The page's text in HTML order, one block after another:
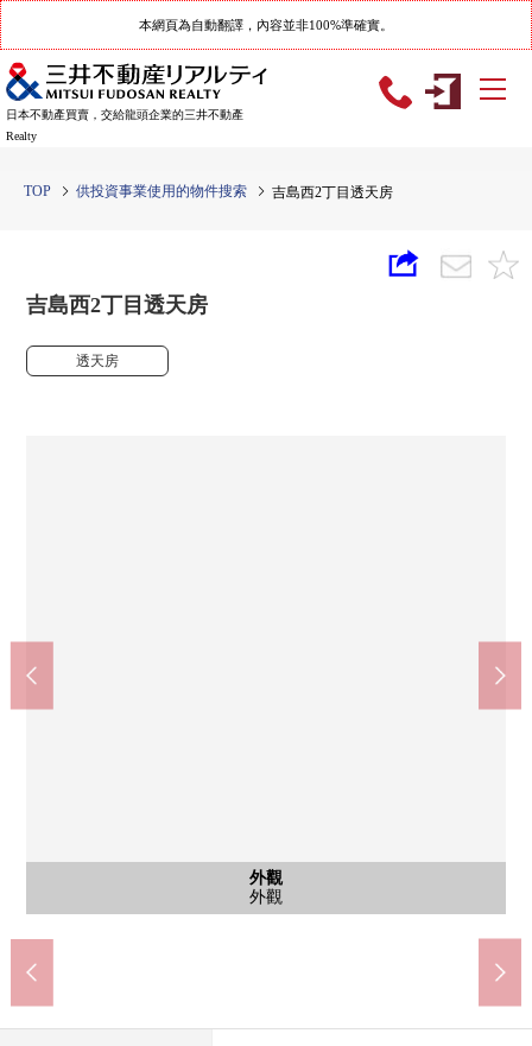
本網頁為自動翻譯，內容並非100%準確實。
日本不動產買賣，交給龍頭企業的三井不動產
Realty
TOP 供投資事業使用的物件搜索 吉島西2丁目透天房
吉島西2丁目透天房
透天房
外觀
外觀
停車場
停車場
含有前面道路的外觀
前面道路
門口
門口
停車場
停車場
陽台
屋頂
陽台
屋頂
陽台
屋頂
洗臉
洗臉
公共汽車
公共汽車
廚房
廚房
廚房
廚房
其他
工作區
客廳
客廳
客廳
客廳
客廳
客廳
客廳
客廳
客廳
客廳
客廳
客廳
客廳
客廳
客廳
客廳
和式房間
和式房間
和式房間
和式房間
西式房間
西式房間
廁所
1樓廁所
客廳
客廳
門口
門口
其他
禮堂
其他
西式房間
廁所
2樓廁所
廣島市立吉島中學(約690m)